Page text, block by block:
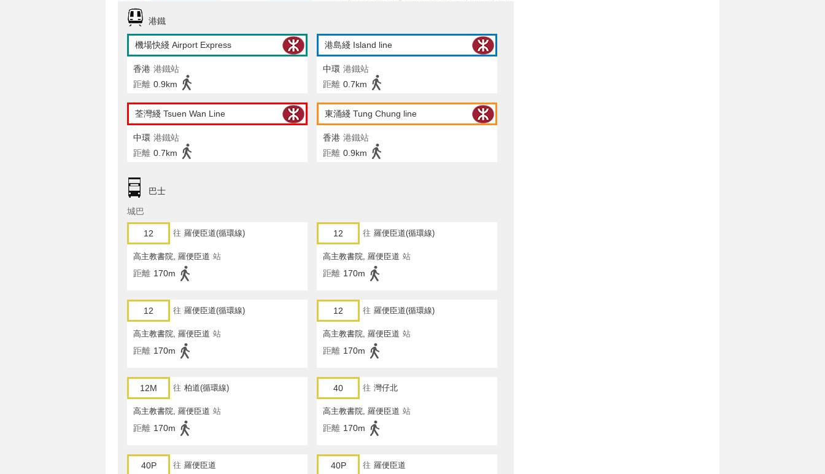
港鐵
機場快綫 Airport Express
香港 港鐵站
距離 0.9km
港島綫 Island line
中環 港鐵站
距離 0.7km
荃灣綫 Tsuen Wan Line
中環 港鐵站
距離 0.7km
東涌綫 Tung Chung line
香港 港鐵站
距離 0.9km
巴士
城巴
12 往 羅便臣道(循環線)
高主教書院, 羅便臣道 站
距離 170m
12 往 羅便臣道(循環線)
高主教書院, 羅便臣道 站
距離 170m
12 往 羅便臣道(循環線)
高主教書院, 羅便臣道 站
距離 170m
12 往 羅便臣道(循環線)
高主教書院, 羅便臣道 站
距離 170m
12M 往 柏道(循環線)
高主教書院, 羅便臣道 站
距離 170m
40 往 灣仔北
高主教書院, 羅便臣道 站
距離 170m
40P 往 羅便臣道 40P 往 羅便臣道